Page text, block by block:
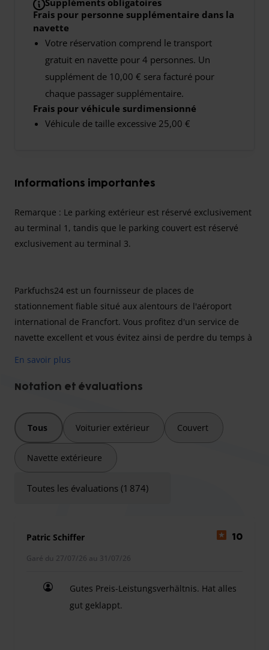
Frais pour personne supplémentaire dans la
navette
Votre réservation comprend le transport
gratuit en navette pour 4 personnes. Un
supplément de 10,00 € sera facturé pour
chaque passager supplémentaire.
Frais pour véhicule surdimensionné
Véhicule de taille excessive 25,00 €
Informations importantes
Remarque : Le parking extérieur est réservé exclusivement
au terminal 1, tandis que le parking couvert est réservé
exclusivement au terminal 3.
Parkfuchs24 est un fournisseur de places de
stationnement fiable situé aux alentours de l'aéroport
international de Francfort. Vous profitez d'un service de
navette excellent et vous évitez ainsi de perdre du temps à
Votre voiture sera sur une aire de stationnement surveillée
en permanence par des caméras tout au long de votre
Le transfert est inclus pour un maximum de 4
personnes ; le prestataire de parking facture un
Nous incluons également les bagages spéciaux (à
transfert aéroport, moyennant un supplément, lors d'une
réservation correspondante.
5,2m), le prestataire de parking facture un supplément.
La hauteur maximale autorisée dans le parking est de 2,1
En savoir plus
Notation et évaluations
Tous Voiturier extérieur Couvert
Navette extérieure
Toutes les évaluations (1 874)
Patric Schiffer 10
Garé du 27/07/26 au 31/07/26
Gutes Preis-Leistungsverhältnis. Hat alles
gut geklappt.